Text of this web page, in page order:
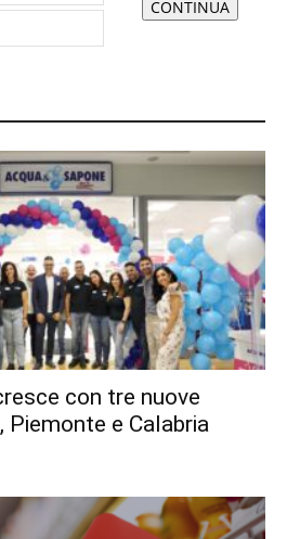
con tre nuove
Piemonte e Calabria